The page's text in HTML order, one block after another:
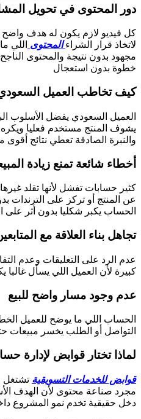
دور المحتوى في تحويل
كل فيديو لازم يكون له هدف واضح
لاتخاذ قرار الشراءالمحتوى اللي
مجهود بدون نتيجة والمحتوى
خطوة بدون استعجال
كيف تخاطب العميل
العميل السعودي يفضل الأسلوب
يشوف المنتج مستخدم فعليا ويكره
والنبرة الصادقة تعطي نتائج أقوى
أخطاء شائعة تمنع زيادة
كثير حسابات تفشل لأنها تقلد
عن المنتج أو تركز على الترندات
الحساب يكبر شكليا بدون أثر على
تجاهل بناء العلاقة مع
عدم الرد على التعليقات وعدم
كبيرة لأن العميل اللي يسأل
عدم وجود مسار واضح للبيع
الحساب اللي ما يوضح للعميل
التواصل أو الطلب يخسر مبيعات
لماذا تختار قوابض لإدارة
قوابض للخدمات التسويقية تشتغل
مجرد صناعة محتوى لأن الهدف
دخل حقيقية تخدم نمو المشروع